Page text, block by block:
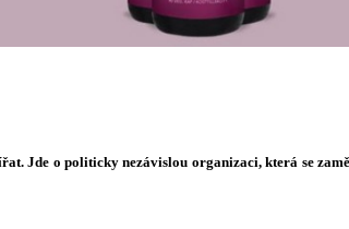
Jde o politicky nezávislou organizaci, která se